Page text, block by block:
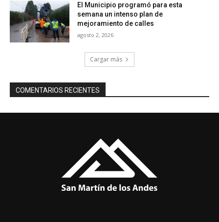
El Municipio programó para esta
semana un intenso plan de
mejoramiento de calles
agosto 2, 2026
Cargar más
COMENTARIOS RECIENTES